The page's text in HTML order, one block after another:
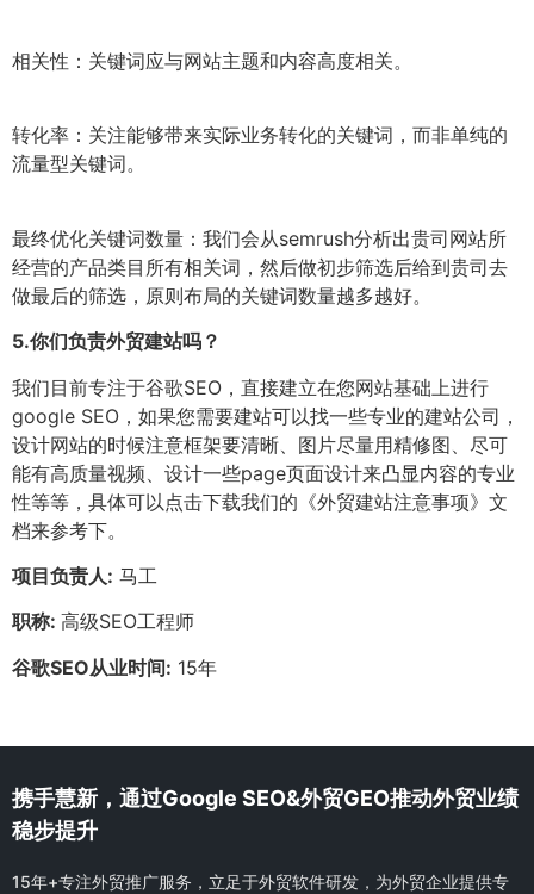
相关性：关键词应与网站主题和内容高度相关。
转化率：关注能够带来实际业务转化的关键词，而非单纯的
流量型关键词。
最终优化关键词数量：我们会从semrush分析出贵司网站所
经营的产品类目所有相关词，然后做初步筛选后给到贵司去
做最后的筛选，原则布局的关键词数量越多越好。
5.你们负责外贸建站吗？
我们目前专注于谷歌SEO，直接建立在您网站基础上进行
google SEO，如果您需要建站可以找一些专业的建站公司，
设计网站的时候注意框架要清晰、图片尽量用精修图、尽可
能有高质量视频、设计一些page页面设计来凸显内容的专业
性等等，具体可以点击下载我们的《外贸建站注意事项》文
档来参考下。
项目负责人: 马工
职称: 高级SEO工程师
谷歌SEO从业时间: 15年
携手慧新，通过Google SEO&外贸GEO推动外贸业绩
稳步提升
15年+专注外贸推广服务，立足于外贸软件研发，为外贸企业提供专